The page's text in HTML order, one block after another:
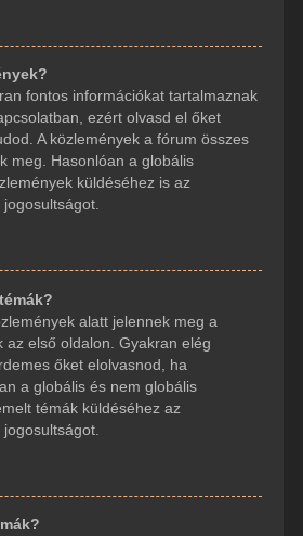
fontos információkat tartalmaznak
ezért olvasd el őket
A közlemények a fórum összes
meg. Hasonlóan a globális
küldéséhez is az
alatt jelennek meg a
az első oldalon. Gyakran elég
őket elolvasnod, ha
a globális és nem globális
témák küldéséhez az